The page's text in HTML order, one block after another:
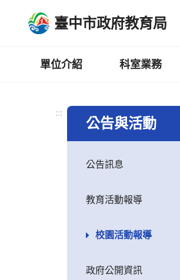
臺中市政府教育局
單位介紹 科室業務
:::
公告與活動
公告訊息
教育活動報導
校園活動報導
政府公開資訊